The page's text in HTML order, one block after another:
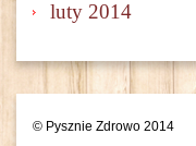
luty 2014
© Pysznie Zdrowo 2014